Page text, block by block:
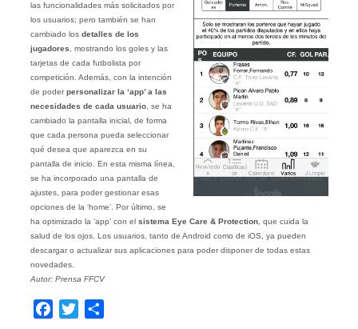
las funcionalidades más solicitados por
los usuarios; pero también se han
cambiado los detalles de los
jugadores , mostrando los goles y las
tarjetas de cada futbolista por
competición. Además, con la intención
de poderpersonalizar la ‘app’ a las
necesidades de cada usuario, se ha
cambiado la pantalla inicial, de forma
que cada persona pueda seleccionar
qué desea que aparezca en su
pantalla de inicio. En esta misma línea,
se ha incorporado una pantalla de
ajustes, para poder gestionar esas
opciones de la ‘home’. Por último, se
ha optimizado la ‘app’ con el sistema Eye Care & Protection, que cuida la
salud de los ojos. Los usuarios, tanto de Android como de iOS, ya pueden
descargar o actualizar sus aplicaciones para poder disponer de todas estas
novedades.
Autor: Prensa FFCV
Facebook
Twitter